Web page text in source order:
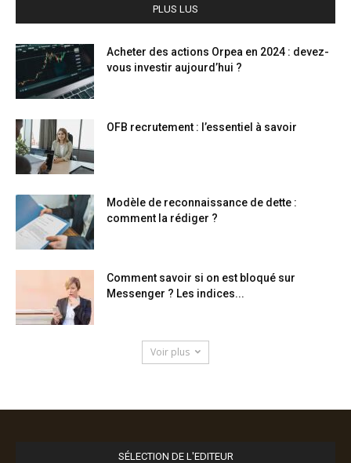
PLUS LUS
Acheter des actions Orpea en 2024 : devez-
vous investir aujourd’hui ?
OFB recrutement : l’essentiel à savoir
Modèle de reconnaissance de dette :
comment la rédiger ?
Comment savoir si on est bloqué sur
Messenger ? Les indices...
Voir plus
SÉLECTION DE L'EDITEUR